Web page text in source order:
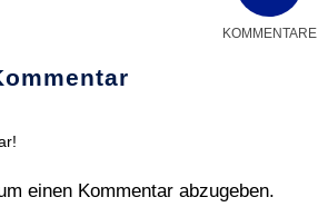
KOMMENTARE
einen Kommentar abzugeben.